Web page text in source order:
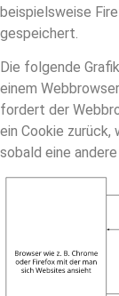
beispielsweise
gespeichert.
Die folgende
einem
fordert der
ein Cookie
sobald eine